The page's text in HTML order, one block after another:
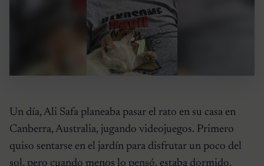
Un día, Ali Safa planeaba pasar el rato en su casa en
Canberra, Australia, jugando videojuegos. Primero
quiso sentarse en el jardín para disfrutar un poco del
sol, pero cuando menos lo pensó, estaba dormido.